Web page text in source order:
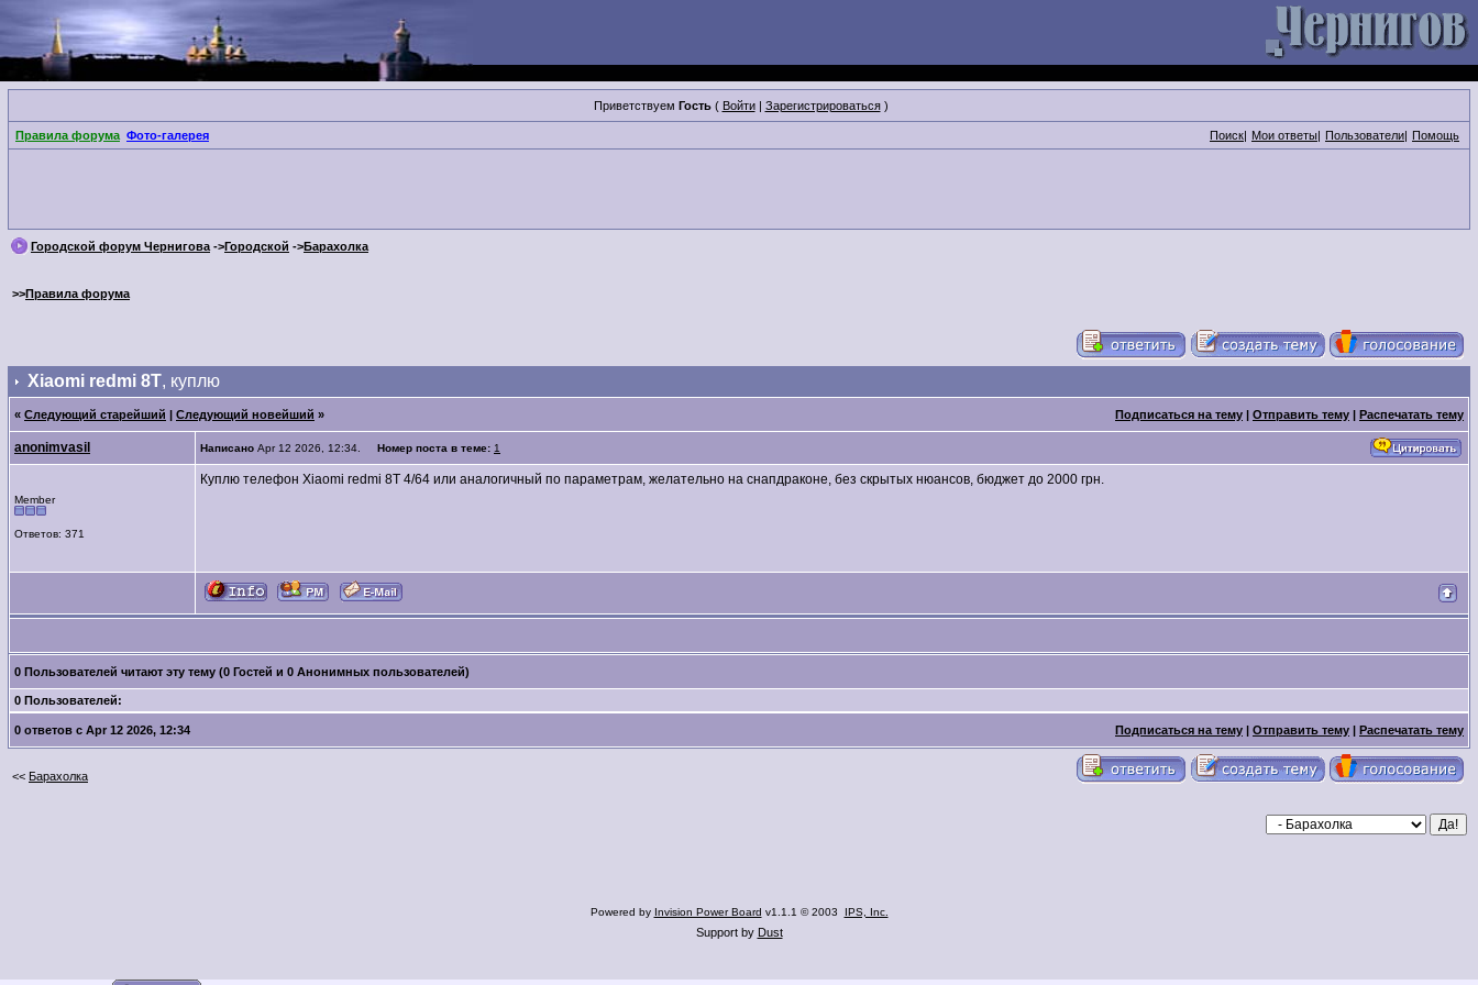
Приветствуем Гость( Войти| Зарегистрироваться)
Правила форума Фото-галерея Поиск| Мои ответы| Пользователи| Помощь
Городской форум Чернигова ->Городской ->Барахолка
>>Правила форума
Xiaomi redmi 8T, куплю
« Следующий старейший | Следующий новейший » Подписаться на тему | Отправить тему | Распечатать тему
anonimvasil Написано Apr 12 2026, 12:34. Номер поста в теме: 1
Member
Ответов: 371
Куплю телефон Xiaomi redmi 8T 4/64 или аналогичный по параметрам, желательно на снапдраконе, без скрытых нюансов, бюджет до 2000 грн.
0 Пользователей читают эту тему (0 Гостей и 0 Анонимных пользователей)
0 Пользователей:
0 ответов с Apr 12 2026, 12:34 Подписаться на тему | Отправить тему | Распечатать тему
<< Барахолка
Powered by Invision Power Board v1.1.1 © 2003 IPS, Inc.
Support by Dust